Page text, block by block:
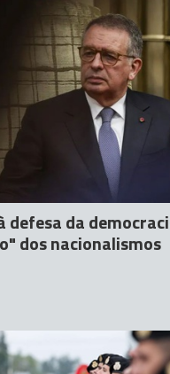
defesa da
dos nacionalismos